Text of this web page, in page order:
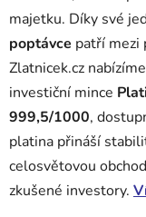
majetku. Díky své
poptávce patří mezi
Zlatnicek.cz
investiční mince
999,5/1000,
platina přináší
celosvětovou
zkušené investory.